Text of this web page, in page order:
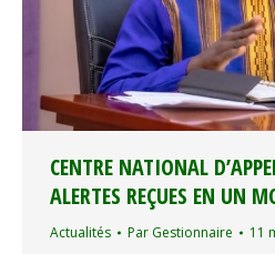
CENTRE NATIONAL
ALERTES REÇUES EN UN
Actualités Par Gestionnaire 11